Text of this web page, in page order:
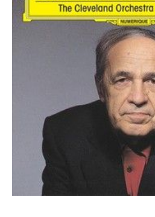
在
相
簿
中
開
啟
第
1
張